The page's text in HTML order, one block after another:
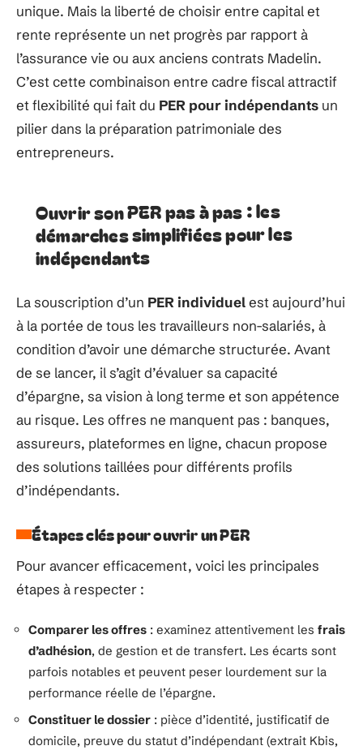
unique. Mais la liberté de choisir entre capital et
rente représente un net progrès par rapport à
l’assurance vie ou aux anciens contrats Madelin.
C’est cette combinaison entre cadre fiscal attractif
et flexibilité qui fait du PER pour indépendants un
pilier dans la préparation patrimoniale des
entrepreneurs.
Ouvrir son PER pas à pas : les
démarches simplifiées pour les
indépendants
La souscription d’un PER individuelest aujourd’hui
à la portée de tous les travailleurs non-salariés, à
condition d’avoir une démarche structurée. Avant
de se lancer, il s’agit d’évaluer sa capacité
d’épargne, sa vision à long terme et son appétence
au risque. Les offres ne manquent pas : banques,
assureurs, plateformes en ligne, chacun propose
des solutions taillées pour différents profils
d’indépendants.
Étapes clés pour ouvrir un PER
Pour avancer efficacement, voici les principales
étapes à respecter :
Comparer les offres : examinez attentivement les frais
d’adhésion, de gestion et de transfert. Les écarts sont
parfois notables et peuvent peser lourdement sur la
performance réelle de l’épargne.
Constituer le dossier : pièce d’identité, justificatif de
domicile, preuve du statut d’indépendant (extrait Kbis,